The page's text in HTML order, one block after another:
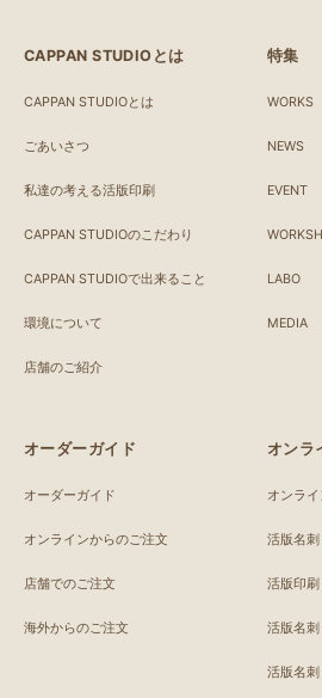
CAPPAN STUDIOとは
CAPPAN STUDIOとは
ごあいさつ
私達の考える活版印刷
CAPPAN STUDIOのこだわり
CAPPAN STUDIOで出来ること
環境について
店舗のご紹介
特集
WORKS
NEWS
EVENT
LABO
MEDIA
オーダーガイド
オーダーガイド
オンラインからのご注文
店舗でのご注文
海外からのご注文
オンラ
オンラ
活版名
活版印
活版名刺
活版名刺